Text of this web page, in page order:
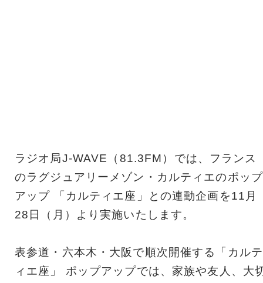
ラジオ局J-WAVE（81.3FM）では、フランス
のラグジュアリーメゾン・カルティエのポップ
アップ 「カルティエ座」との連動企画を11月
28日（月）より実施いたします。
表参道・六本木・大阪で順次開催する「カルテ
ィエ座」 ポップアップでは、家族や友人、大